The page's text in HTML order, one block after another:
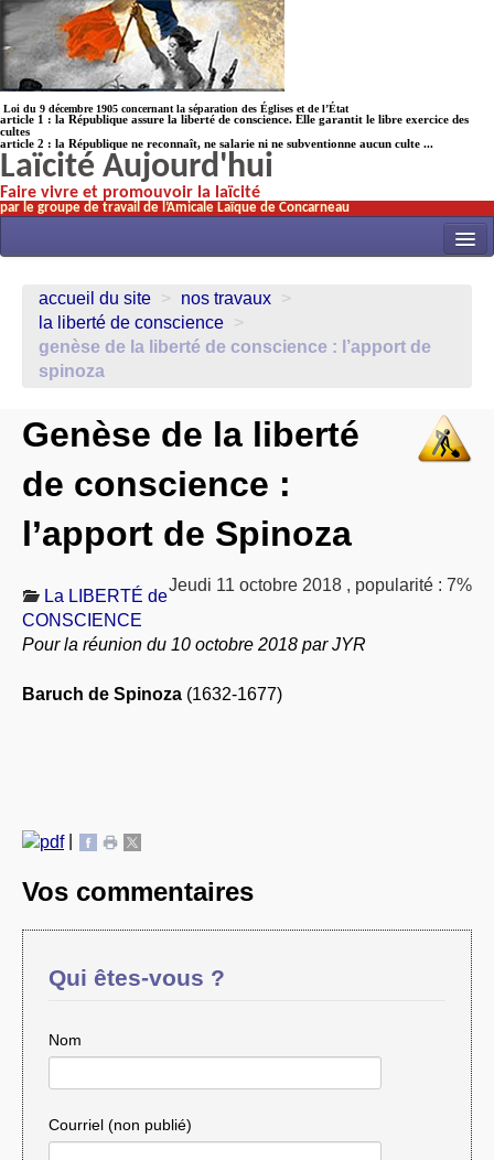
Loi du 9 décembre 1905 concernant la séparation des Églises et de l’État
article 1 : la République assure la liberté de conscience. Elle garantit le libre exercice des
cultes
article 2 : la République ne reconnaît, ne salarie ni ne subventionne aucun culte ...
Laïcité Aujourd'hui
Faire vivre et promouvoir la laïcité
par le groupe de travail de l’Amicale Laïque de Concarneau
ACTUALITÉS
NOS TRAVAUX
HISTOIRE(s)
LAICITHÈQUE
LIBRES OPINIONS
* [ connexion Adhérents ].
accueil du site > nos travaux >
la liberté de conscience >
genèse de la liberté de conscience : l’apport de
spinoza
Genèse de la liberté
de conscience :
l’apport de Spinoza
Jeudi 11 octobre 2018 , popularité : 7%
La LIBERTÉ de
CONSCIENCE
Pour la réunion du 10 octobre 2018 par JYR
Baruch de Spinoza (1632-1677)
|
Vos commentaires
Qui êtes-vous ?
Nom
Courriel (non publié)